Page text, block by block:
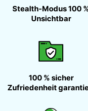
Stealth-Modus 100
Unsichtbar
100 % sicher
Zufriedenheit